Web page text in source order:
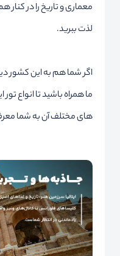
معماری و تاریخ را در
لذت ببرید.
اگر شما هم به این کشور
ما همراه باشید تا انواع
های مختلف آن به شما